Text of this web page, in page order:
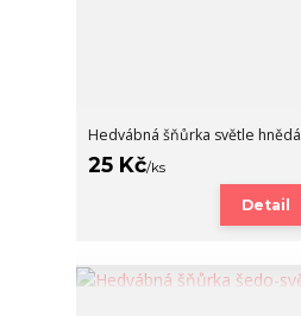
Hedvábná šňůrka světle hnědá
25 Kč/ks
Detail